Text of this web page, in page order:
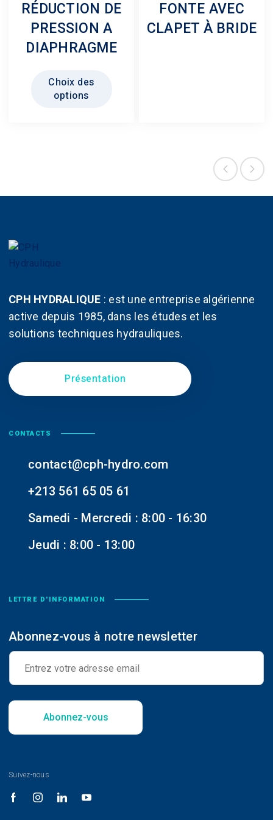
RÉDUCTION DE
PRESSION A
DIAPHRAGME
Choix des
options
être
FONTE AVEC
CLAPET À BRIDE
CPH HYDRALIQUE : est une entreprise algérienne
active depuis 1985, dans les études et les
solutions techniques hydrauliques.
Présentation
CONTACTS
contact@cph-hydro.com
+213 561 65 05 61
Samedi - Mercredi : 8:00 - 16:30
Jeudi : 8:00 - 13:00
LETTRE D'INFORMATION
Abonnez-vous à notre newsletter
E
m
i
*
Abonnez-vous
Suivez-nous